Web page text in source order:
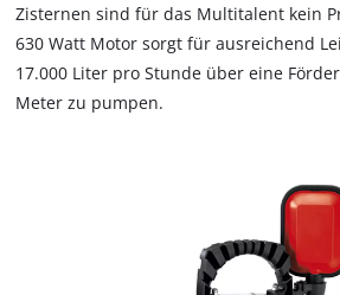
Zisternen sind für das Multitalent kein
630 Watt Motor sorgt für ausreichend
17.000 Liter pro Stunde über eine
Meter zu pumpen.